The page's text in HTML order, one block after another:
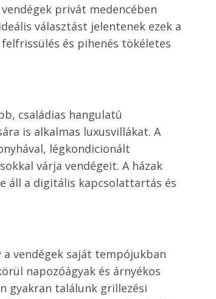
privát medencében
választást jelentenek ezek a
és pihenés tökéletes
családias hangulatú
is alkalmas luxusvillákat. A
légkondicionált
várja vendégeit. A házak
áll a digitális kapcsolattartás és
a vendégek saját tempójukban
napozóágyak és árnyékos
gyakran találunk grillezési